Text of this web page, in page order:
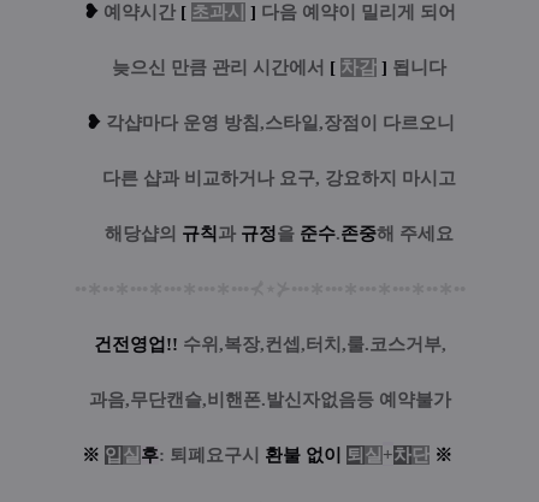
❥ 예 약시간 [ 초과시 ] 다음 예약이 밀리게 되어
늦으신 만큼 관리 시간에서 [ 차감 ] 됩니다
❥ 각샵마다 운영 방침,스타일,장점이 다르오니
다른 샵과 비교하거나 요구, 강요하지 마시고
해당샵의 규칙 과 규정을 준수.존중해 주세요
건전영업!! 수위,복장,컨셉,터치,룰.코스거부,
과음,무단캔슬,비핸폰.발신자없음등 예약불가
※ 입 실 후: 퇴폐요구시 환불 없이 퇴 실 +차단 ※